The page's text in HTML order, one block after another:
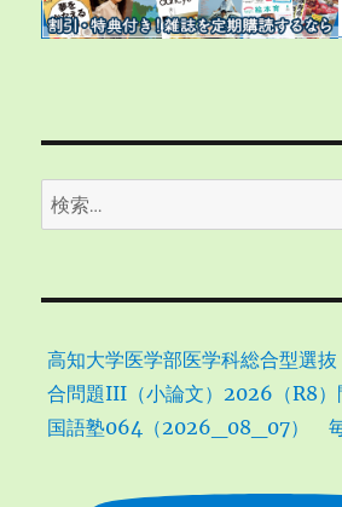
検
索:
高知大学医学部医学科総合型選
合問題III（小論文）2026（R8）
国語塾064（2026_08_07） 毎